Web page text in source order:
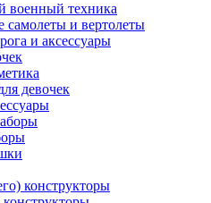
военный техника
и вертолеты
и аксессуары
девочек
конструкторы